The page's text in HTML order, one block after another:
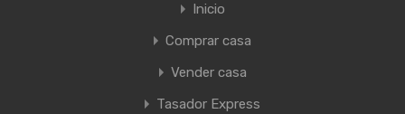
Inicio
Comprar casa
Vender casa
Tasador Express